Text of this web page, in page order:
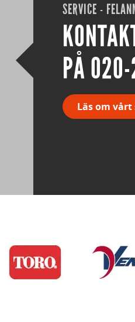
SERVICE -
PÅ
Läs om